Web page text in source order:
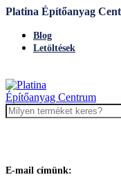
Platina Építőanyag
Blog
Letöltések
E-mail címünk: